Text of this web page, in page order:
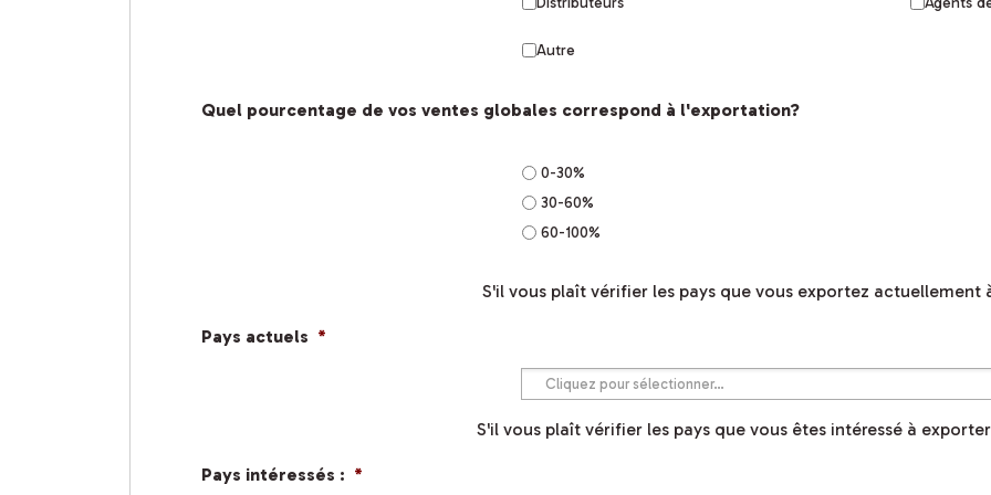
Autre
Quel pourcentage de vos ventes globales correspond à l'exportation?
0-30%
30-60%
60-100%
S'il vous plaît vérifier les pays que vous exportez actuellement
Pays actuels *
S'il vous plaît vérifier les pays que vous êtes intéressé à
Pays intéressés : *